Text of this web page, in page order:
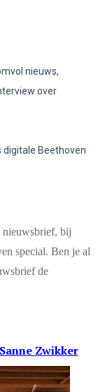
nieuws,
over
digitale Beethoven
nieuwsbrief, bij
special. Ben je al
de
Zwikker